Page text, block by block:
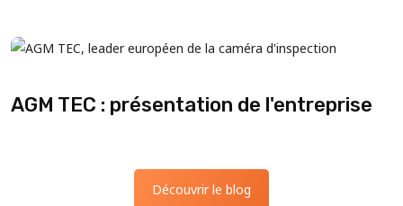
AGM TEC : présentation de l'entreprise
Découvrir le blog